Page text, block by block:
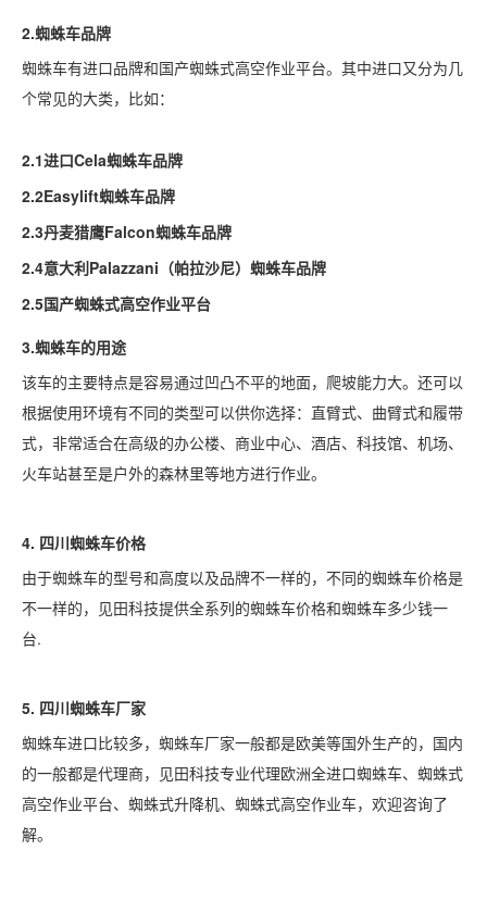
2.蜘蛛车品牌
蜘蛛车有进口品牌和国产蜘蛛式高空作业平台。其中进口又分为几
个常见的大类，比如：
2.1进口Cela蜘蛛车品牌
2.2Easylift蜘蛛车品牌
2.3丹麦猎鹰Falcon蜘蛛车品牌
2.4意大利Palazzani（帕拉沙尼）蜘蛛车品牌
2.5国产蜘蛛式高空作业平台
3.蜘蛛车的用途
该车的主要特点是容易通过凹凸不平的地面，爬坡能力大。还可以
根据使用环境有不同的类型可以供你选择：直臂式、曲臂式和履带
式，非常适合在高级的办公楼、商业中心、酒店、科技馆、机场、
火车站甚至是户外的森林里等地方进行作业。
4. 四川蜘蛛车价格
由于蜘蛛车的型号和高度以及品牌不一样的，不同的蜘蛛车价格是
不一样的，见田科技提供全系列的蜘蛛车价格和蜘蛛车多少钱一
台.
5. 四川蜘蛛车厂家
蜘蛛车进口比较多，蜘蛛车厂家一般都是欧美等国外生产的，国内
的一般都是代理商，见田科技专业代理欧洲全进口蜘蛛车、蜘蛛式
高空作业平台、蜘蛛式升降机、蜘蛛式高空作业车，欢迎咨询了
解。